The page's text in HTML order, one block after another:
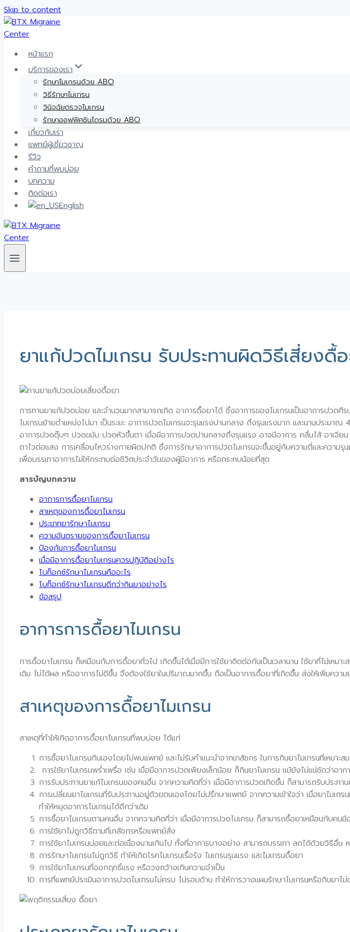
Skip to content
หน้าแรก
บริการของเรา
รักษาไมเกรนด้วย ABO
วิธีรักษาไมเกรน
วินิจฉัยตรวจไมเกรน
รักษาออฟฟิศซินโดรมด้วย ABO
เกี่ยวกับเรา
แพทย์ผู้เชี่ยวชาญ
รีวิว
คำถามที่พบบ่อย
บทความ
ติดต่อเรา
English
ยาแก้ปวดไมเกรน รับประทานผิดวิธีเสี่ยงดื้
การทานยาแก้ปวดบ่อย และจำนวนมากสามารถเกิด อาการดื้อยาได้ ซึ่งอาการของไมเกรนเป็นอาการปวด
ไมเกรนย้ายตำแหน่งไปมา เป็นระยะ อาการปวดไมเกรนจะรุนแรงปานกลาง ถึงรุนแรงมาก และนานประม
อาการปวดตุ๊บๆ ปวดขมับ ปวดหัวขึ้นตา เมื่อมีอาการปวดปานกลางถึงรุนแรง อาจมีอาการ คลื่นไส้ อาเจีย
ตาไวต่อแสง การเคลื่อนไหวร่างกายผิดปกติ ซึ่งการรักษาอาการปวดไมเกรนจะขึ้นอยู่กับความถี่และความ
เพื่อบรรเทาอาการไม่ให้กระทบต่อชีวิตประจำวันของผู้มีอาการ หรือกระทบน้อยที่สุด
สารบัญบทความ
อาการการดื้อยาไมเกรน
สาเหตุของการดื้อยาไมเกรน
ประเภทยารักษาไมเกรน
ความอันตรายของการดื้อยาไมเกรน
ป้องกันการดื้อยาไมเกรน
เมื่อมีอาการดื้อยาไมเกรนควรปฎิบัติอย่างไร
โบท็อกซ์รักษาไมเกรนคืออะไร
โบท็อกซ์รักษาไมเกรนดีกว่ากินยาอย่างไร
ข้อสรุป
อาการการดื้อยาไมเกรน
การดื้อยาไมเกรน ก็เหมือนกับการดื้อยาทั่วไป เกิดขึ้นได้เมื่อมีการใช้ยาติดต่อกันเป็นเวลานาน ใช้ยาที่ไม่เหม
เดิม ไม่ได้ผล หรืออาการไม่ดีขึ้น จึงต้องใช้ยาในปริมาณมากขึ้น ถือเป็นอาการดื้อยาที่เกิดขึ้น ส่งให้เพิ่มควา
สาเหตุของการดื้อยาไมเกรน
สาเหตุที่ทำให้เกิดอาการดื้อยาไมเกรนที่พบบ่อย ได้แก่
การซื้อยาไมเกรนกินเองโดยไม่พบแพทย์ และไม่รับคำแนะนำจากเภสัชกร ในการกินยาไมเกรนที่เหมาะส
การใช้ยาไมเกรนพร่ำเพรื่อ เช่น เมื่อมีอาการปวดเพียงเล็กน้อย ก็กินยาไมเกรน แม้ยังไม่แน่ชัดว่าอา
การรับประทานยาแก้ไมเกรนของคนอื่น จากความคิดที่ว่า เมื่อมีอาการปวดเกิดขึ้น ก็สามารถรับประท
การเปลี่ยนยาไมเกรนที่รับประทานอยู่ด้วยตนเองโดยไม่ปรึกษาแพทย์ จากความเข้าใจว่า เมื่อยาไม
ทำให้หยุดอาการไมเกรนได้ดีกว่าเดิม
การซื้อยาไมเกรนตามคนอื่น จากความคิดที่ว่า เมื่อมีอาการปวดไมเกรน ก็สามารถซื้อยาเหมือนกับคน
การใช้ยาไม่ถูกวิธีตามที่เภสัชกรหรือแพทย์สั่ง
การใช้ยาไมเกรนบ่อยและต่อเนื่องนานเกินไป ทั้งที่อาการบางอย่าง สามารถบรรเทา ลดได้ด้วยวิธีอื่น
การรักษาไมเกรนไม่ถูกวิธี ทำให้เกิดโรคไมเกรนเรื้อรัง ไมเกรนรุนแรง และไมเกรนดื้อยา
การใช้ยาไมเกรนที่ออกฤทธิ์แรง หรือวงกว้างเกินความจำเป็น
การที่แพทย์ประเมินอาการปวดไมเกรนไม่ครบ ไม่รอบด้าน ทำให้การวางแผนรักษาไมเกรนหรือกินยา